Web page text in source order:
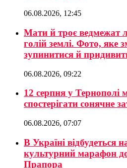
06.08.2026, 12:45
Мати й троє ведмежат
голій землі. Фото, яке
зупинитися й
06.08.2026, 09:22
12 серпня у Тернополі
спостерігати сонячне
06.08.2026, 07:07
В Україні відбудеться
культурний марафон
Прапора